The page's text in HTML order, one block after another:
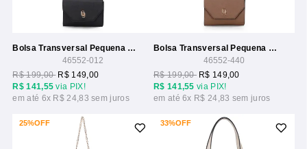
Bolsa Transversal Pequena Com Alca Corrente
46552-012
R$ 141,55 via PIX!
R$ 199,00 R$ 149,00
6x R$ 24,83
Bolsa Transversal Pequena Com Alca Corrente
46552-440
R$ 141,55 via PIX!
R$ 199,00 R$ 149,00
6x R$ 24,83
25%OFF 33%OFF